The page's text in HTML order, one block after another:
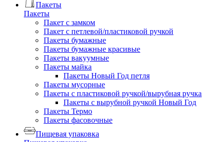
Пакеты
Пакеты
Пакет с замком
Пакет с петлевой/пластиковой ручкой
Пакеты бумажные
Пакеты бумажные красивые
Пакеты вакуумные
Пакеты майка
Пакеты Новый Год петля
Пакеты мусорные
Пакеты с пластиковой ручкой/вырубная ручка
Пакеты с вырубной ручкой Новый Год
Пакеты Термо
Пакеты фасовочные
Пищевая упаковка